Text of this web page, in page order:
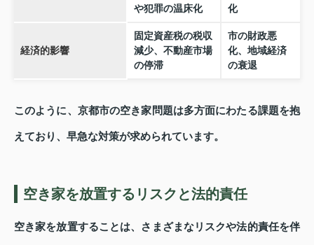
や犯罪の温床化
化
経済的影響
固定資産税の税収
減少、不動産市場
の停滞
市の財政悪
化、地域経済
の衰退
このように、京都市の空き家問題は多方面にわたる課題を抱
えており、早急な対策が求められています。
空き家を放置するリスクと法的責任
空き家を放置することは、さまざまなリスクや法的責任を伴